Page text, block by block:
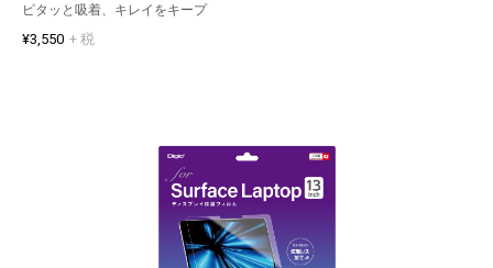
ピタッと吸着、キレイをキープ
¥3,550 + 税